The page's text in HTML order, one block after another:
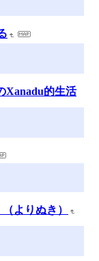
Xanadu的生活
よりぬき）